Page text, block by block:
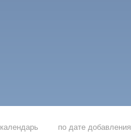
календарь по дате добавления